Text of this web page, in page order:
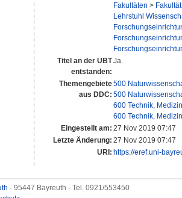
Fakultäten >
Lehrstuhl
Titel an der UBT
entstanden:
Ja
Themengebiete
aus DDC:
500
500
600 Technik,
600 Technik,
Eingestellt am: 27 Nov 2019 07:47
Letzte Änderung: 27 Nov 2019 07:47
URI: https://eref.uni-
- 95447 Bayreuth - Tel. 0921/553450